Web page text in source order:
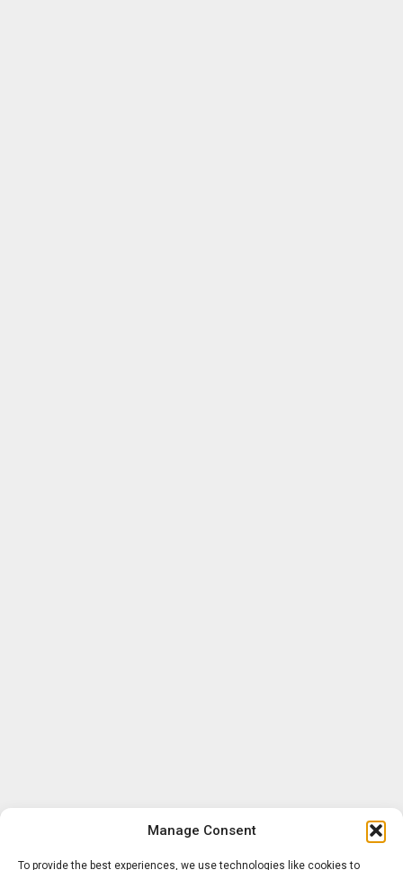
Manage Consent
To provide the best experiences, we use technologies like cookies to